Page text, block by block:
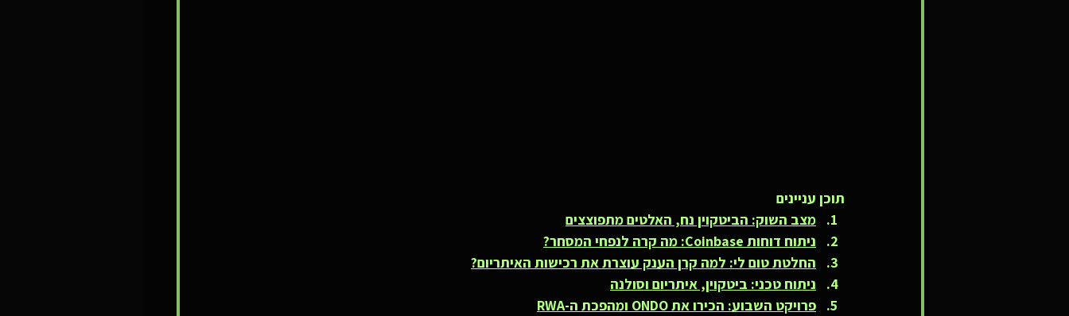
תוכן עניינים
מצב השוק: הביטקוין נח, האלטים מתפוצצים
ניתוח דוחות Coinbase: מה קרה לנפחי המסחר?
החלטת טום לי: למה קרן הענק עוצרת את רכישות האיתריום?
ניתוח טכני: ביטקוין, איתריום וסולנה
פרויקט השבוע: הכירו את ONDO ומהפכת ה-
RWA